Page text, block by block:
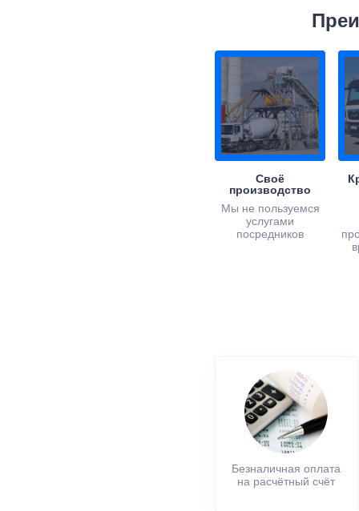
Своё
производство
Мы не пользуемся
услугами
посредников
Безналичная оплата
на расчётный счёт